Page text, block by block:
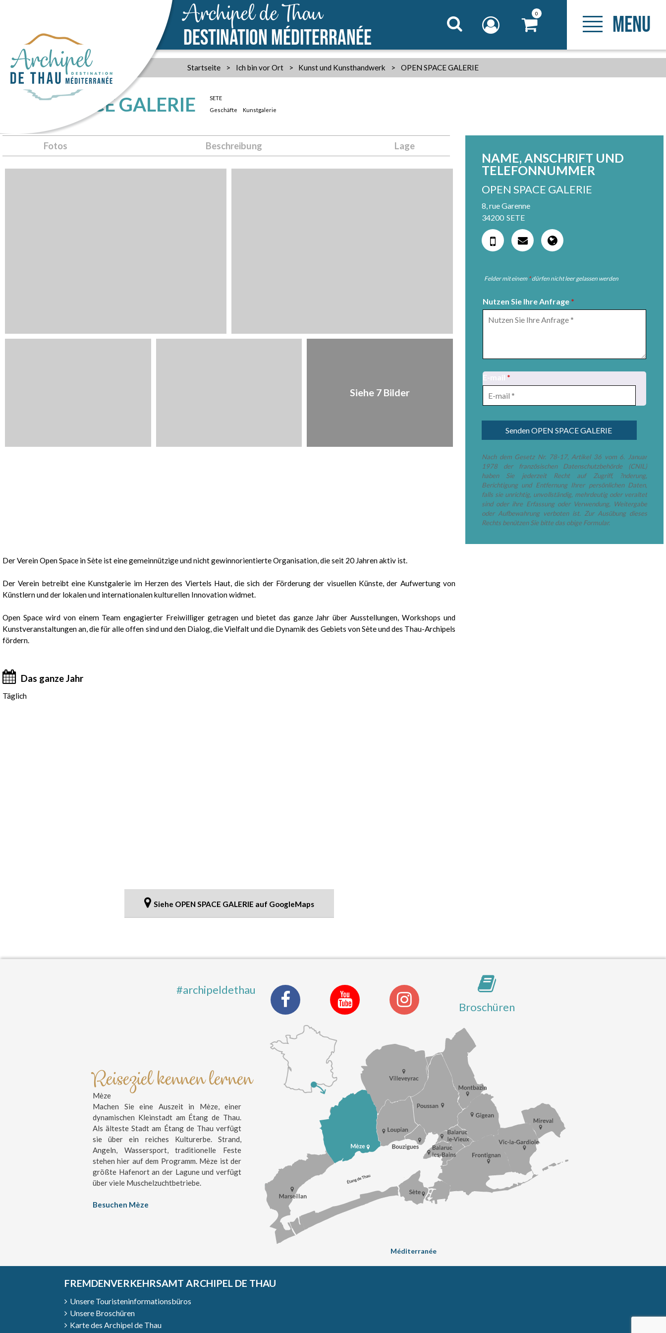
Archipel de Thau
DESTINATION MÉDITERRANÉE
0 MENU
Startseite > Ich bin vor Ort > Kunst und Kunsthandwerk > OPEN SPACE GALERIE
OPEN SPACE GALERIE
SETE
Geschäfte
Kunstgalerie
Fotos Beschreibung Lage
Siehe 7 Bilder
NAME, ANSCHRIFT UND
TELEFONNUMMER
OPEN SPACE GALERIE
8, rue Garenne
34200 SETE
Felder mit einem *dürfen nicht leer gelassen werden
Nutzen Sie Ihre Anfrage *
*
Nach dem Gesetz Nr. 78-17, Artikel 36 vom 6. Januar
1978 der französischen Datenschutzbehörde (CNIL)
haben Sie jederzeit Recht auf Zugriff, ?nderung,
Berichtigung und Entfernung Ihrer persönlichen Daten,
falls sie unrichtig, unvollständig, mehrdeutig oder veraltet
sind oder ihre Erfassung oder Verwendung, Weitergabe
oder Aufbewahrung verboten ist. Zur Ausübung dieses
Rechts benützen Sie bitte das obige Formular.
Präsentation
Der Verein Open Space in Sète ist eine gemeinnützige und nicht gewinnorientierte Organisation, die seit 20 Jahren aktiv ist.
Der Verein betreibt eine Kunstgalerie im Herzen des Viertels Haut, die sich der Förderung der visuellen Künste, der Aufwertung von
Künstlern und der lokalen und internationalen kulturellen Innovation widmet.
Open Space wird von einem Team engagierter Freiwilliger getragen und bietet das ganze Jahr über Ausstellungen, Workshops und
Kunstveranstaltungen an, die für alle offen sind und den Dialog, die Vielfalt und die Dynamik des Gebiets von Sète und des Thau-Archipels
fördern.
Das ganze Jahr
Täglich
Siehe OPEN SPACE GALERIE auf GoogleMaps
#archipeldethau
Broschüren
Reiseziel kennen lernen
Mèze
Machen Sie eine Auszeit in Mèze, einer
dynamischen Kleinstadt am Étang de Thau.
Als älteste Stadt am Étang de Thau verfügt
sie über ein reiches Kulturerbe. Strand,
Angeln, Wassersport, traditionelle Feste
stehen hier auf dem Programm. Mèze ist der
größte Hafenort an der Lagune und verfügt
über viele Muschelzuchtbetriebe.
Besuchen Mèze
Méditerranée
FREMDENVERKEHRSAMT ARCHIPEL DE THAU
Unsere Touristeninformationsbüros
Unsere Broschüren
Karte des Archipel de Thau